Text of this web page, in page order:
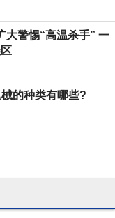
大警惕“高温杀手” 一
的种类有哪些?